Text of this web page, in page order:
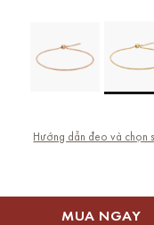
Hướng dẫn đeo và chọn
Wellington
MUA NGAY